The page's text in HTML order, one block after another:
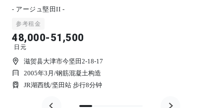
- アージュ堅田II -
参考租金
48,000-51,500
日元
滋贺县大津市今坚田2-18-17
2005年3月 /钢筋混凝土构造
JR湖西线/坚田站 步行8分钟